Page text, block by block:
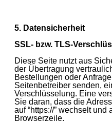
5. Datensicherheit
SSL- bzw. TLS-
Diese Seite nutzt aus
der Übertragung
Bestellungen oder
Seitenbetreiber senden,
Verschlüsselung. Eine
Sie daran, dass die
auf “https://” wechselt
Browserzeile.